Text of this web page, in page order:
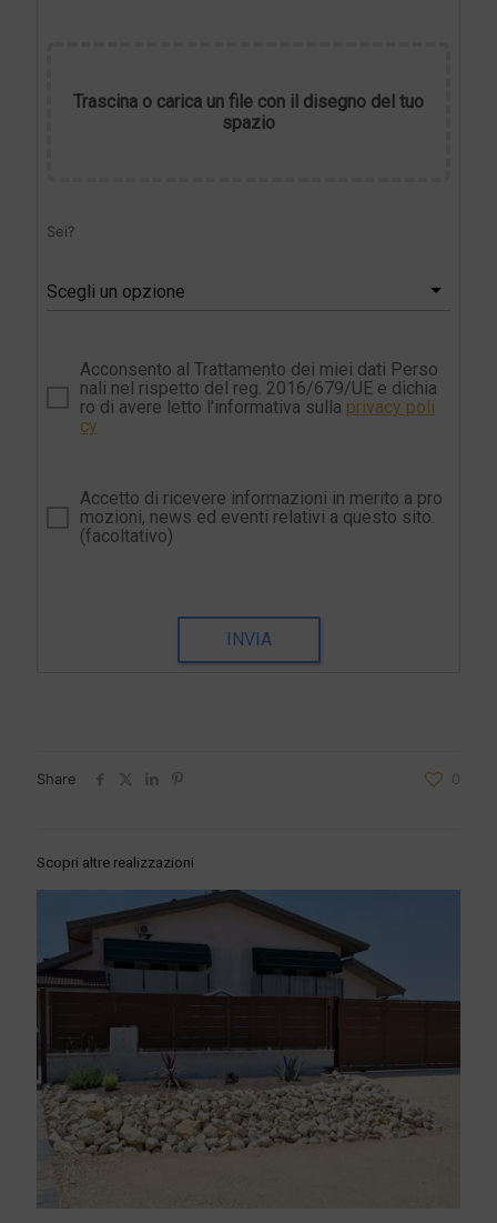
Trascina o carica un file con il disegno del tuo
spazio
Sei?
Scegli un opzione
Acconsento al Trattamento dei miei dati Perso
nali nel rispetto del reg. 2016/679/UE e dichia
ro di avere letto l'informativa sulla privacy poli
cy
Accetto di ricevere informazioni in merito a pro
mozioni, news ed eventi relativi a questo sito.
(facoltativo)
INVIA
Share 0
Scopri altre realizzazioni